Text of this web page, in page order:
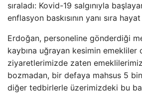
sıraladı: Kovid-19 salgınıyla
enflasyon baskısının yanı sıra hayat
Erdoğan, personeline gönderdiği
kaybına uğrayan kesimin
ziyaretlerimizde zaten
bozmadan, bir defaya mahsus 5
diğer tedbirlerle üzerimizdeki bu